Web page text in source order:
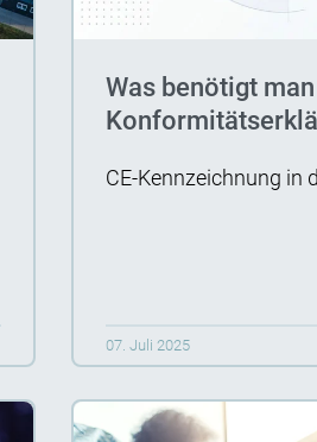
Was benötigt
CE-Kennzeichnung in
07. Juli 2025